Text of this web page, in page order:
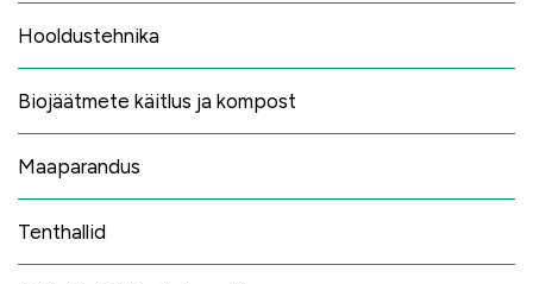
Hooldustehnika
Biojäätmete käitlus ja kompost
Maaparandus
Tenthallid